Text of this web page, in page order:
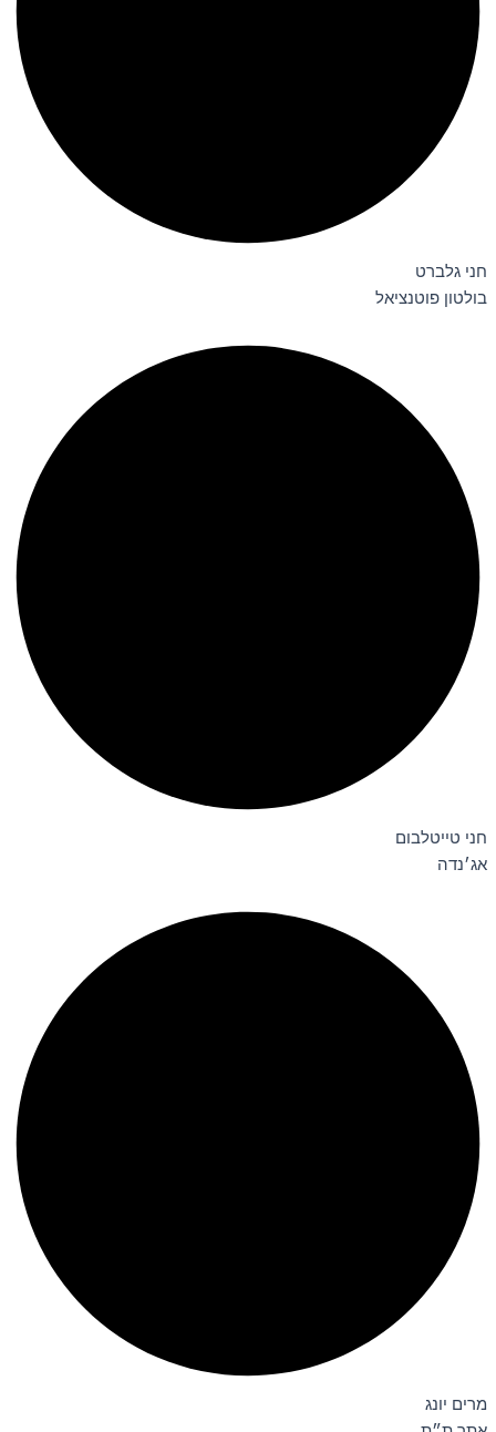
חני גלברט
בולטון פוטנציאל
חני טייטלבום
אג׳נדה
מרים יונג